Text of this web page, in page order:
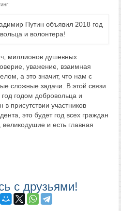
миллионов душевных
уважение, взаимная
а это значит, что нам с
сложные задачи. В этой связи
годом добровольца и
в присутствии участников
это будет год всех граждан
и есть главная
с друзьями!